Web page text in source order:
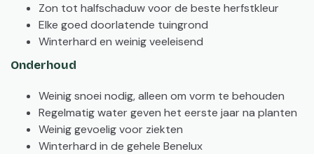
Zon tot halfschaduw voor de beste herfstkleur
Elke goed doorlatende tuingrond
Winterhard en weinig veeleisend
Onderhoud
Weinig snoei nodig, alleen om vorm te behouden
Regelmatig water geven het eerste jaar na planten
Weinig gevoelig voor ziekten
Winterhard in de gehele Benelux